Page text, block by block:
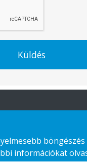
Küldés
információkat